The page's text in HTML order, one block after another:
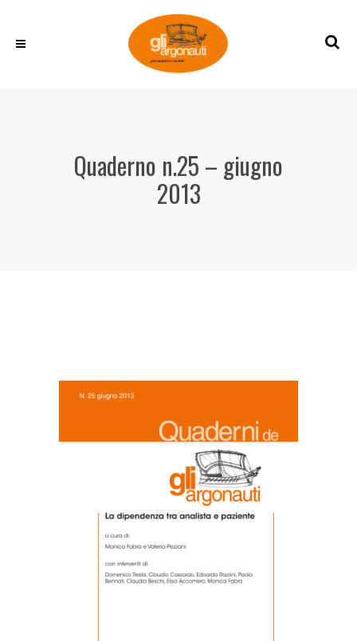
Quaderno n.25 – giugno
2013